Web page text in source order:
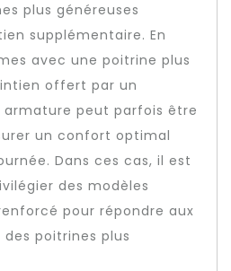
plus généreuses
supplémentaire. En
avec une poitrine plus
offert par un
peut parfois être
un confort optimal
Dans ces cas, il est
des modèles
pour répondre aux
poitrines plus